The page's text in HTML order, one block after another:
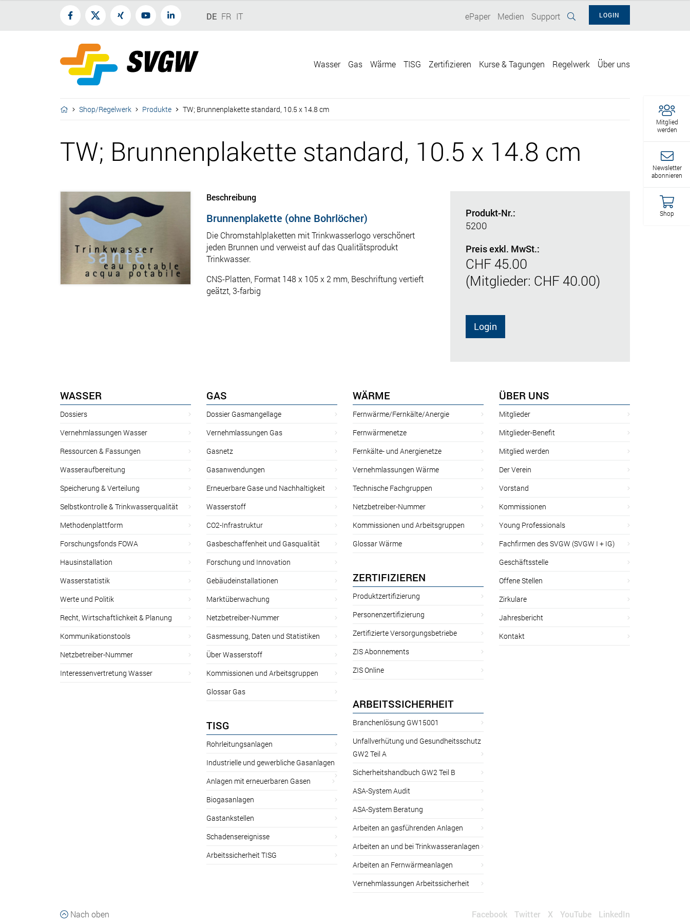
Mitglied
werden
Newsletter
abonnieren
Shop
DE FR IT LOGIN
ePaper Medien Support
Wasser Gas Wärme TISG Zertifizieren Kurse & Tagungen Regelwerk Über uns
Shop/Regelwerk Produkte TW; Brunnenplakette standard, 10.5 x 14.8 cm
TW; Brunnenplakette standard, 10.5 x 14.8 cm
Beschreibung
Brunnenplakette (ohne Bohrlöcher)
Die Chromstahlplaketten mit Trinkwasserlogo verschönert
jeden Brunnen und verweist auf das Qualitätsprodukt
Trinkwasser.
CNS-Platten, Format 148 x 105 x 2 mm, Beschriftung vertieft
geätzt, 3-farbig
Produkt-Nr.:
5200
Preis exkl. MwSt.:
CHF 45.00
(Mitglieder: CHF 40.00)
Login
WASSER
Dossiers
Vernehmlassungen Wasser
Ressourcen & Fassungen
Wasseraufbereitung
Speicherung & Verteilung
Selbstkontrolle & Trinkwasserqualität
Methodenplattform
Forschungsfonds FOWA
Hausinstallation
Wasserstatistik
Werte und Politik
Recht, Wirtschaftlichkeit & Planung
Kommunikationstools
Netzbetreiber-Nummer
Interessenvertretung Wasser
GAS
Dossier Gasmangellage
Vernehmlassungen Gas
Gasnetz
Gasanwendungen
Erneuerbare Gase und Nachhaltigkeit
Wasserstoff
CO2-Infrastruktur
Gasbeschaffenheit und Gasqualität
Forschung und Innovation
Gebäudeinstallationen
Marktüberwachung
Netzbetreiber-Nummer
Gasmessung, Daten und Statistiken
Über Wasserstoff
Kommissionen und Arbeitsgruppen
Glossar Gas
TISG
Rohrleitungsanlagen
Industrielle und gewerbliche Gasanlagen
Anlagen mit erneuerbaren Gasen
Biogasanlagen
Gastankstellen
Schadensereignisse
Arbeitssicherheit TISG
WÄRME
Fernwärme/Fernkälte/Anergie
Fernwärmenetze
Fernkälte- und Anergienetze
Vernehmlassungen Wärme
Technische Fachgruppen
Netzbetreiber-Nummer
Kommissionen und Arbeitsgruppen
Glossar Wärme
ZERTIFIZIEREN
Produktzertifizierung
Personenzertifizierung
Zertifizierte Versorgungsbetriebe
ZIS Abonnements
ZIS Online
ARBEITSSICHERHEIT
Branchenlösung GW15001
Unfallverhütung und Gesundheitsschutz
GW2 Teil A
Sicherheitshandbuch GW2 Teil B
ASA-System Audit
ASA-System Beratung
Arbeiten an gasführenden Anlagen
Arbeiten an und bei Trinkwasseranlagen
Arbeiten an Fernwärmeanlagen
Vernehmlassungen Arbeitssicherheit
ÜBER UNS
Mitglieder
Mitglieder-Benefit
Mitglied werden
Der Verein
Vorstand
Kommissionen
Young Professionals
Fachfirmen des SVGW (SVGW I + IG)
Geschäftsstelle
Offene Stellen
Zirkulare
Jahresbericht
Kontakt
Nach oben Facebook Twitter X YouTube LinkedIn